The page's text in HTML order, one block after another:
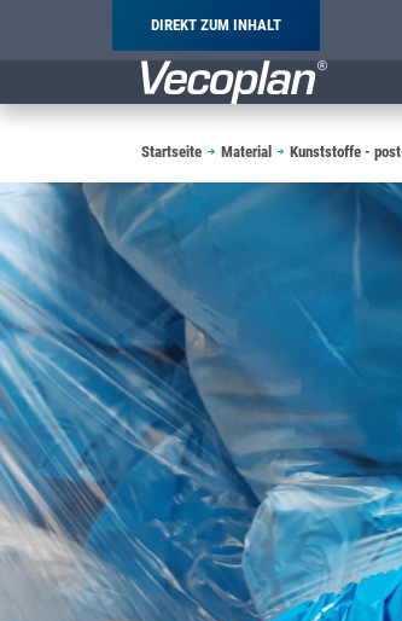
DIREKT ZUM INHALT
Startseite Material Kunststoffe -